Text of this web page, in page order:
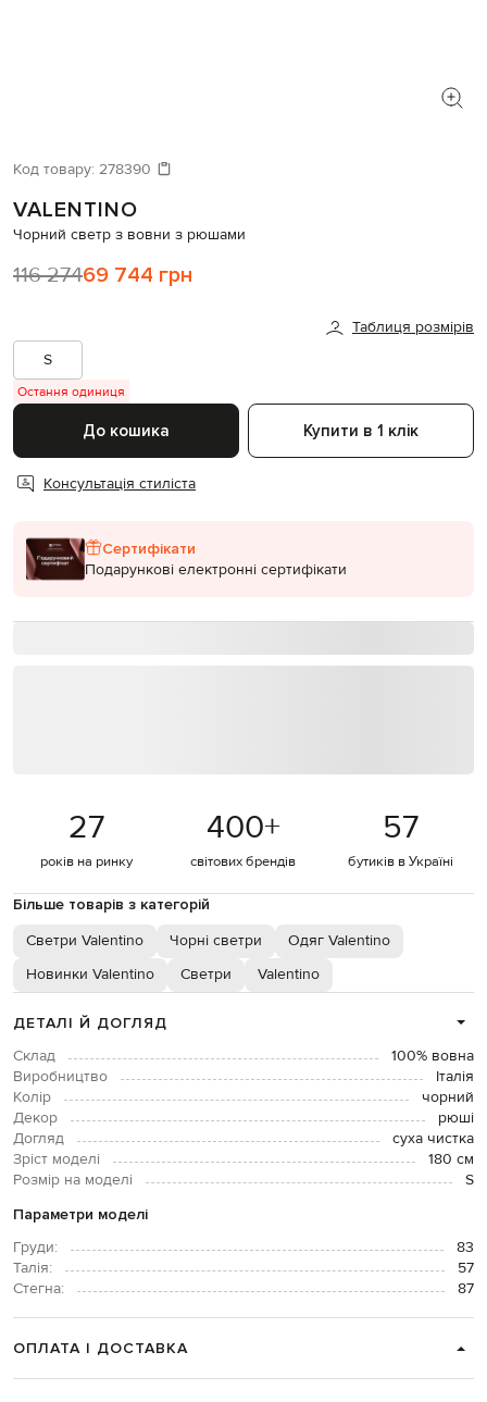
Код товару: 278390
VALENTINO
Чорний светр з вовни з рюшами
116 27469 744 грн
Таблиця розмірів
S
Остання одиниця
До кошика Купити в 1 клік
Консультація стиліста
Сертифікати
Подарункові електронні сертифікати
27
років на ринку
400+
світових брендів
57
бутиків в Україні
Більше товарів з категорій
Светри Valentino Чорні светри
Одяг Valentino
Новинки Valentino
Светри Valentino
ДЕТАЛІ Й ДОГЛЯД
Склад
100% вовна
Виробництво
Італія
Колір
чорний
Декор
рюші
Догляд
суха чистка
Зріст моделі
180 см
Розмір на моделі
S
Параметри моделі
Груди:
83
Талія:
57
Стегна:
87
ОПЛАТА І ДОСТАВКА